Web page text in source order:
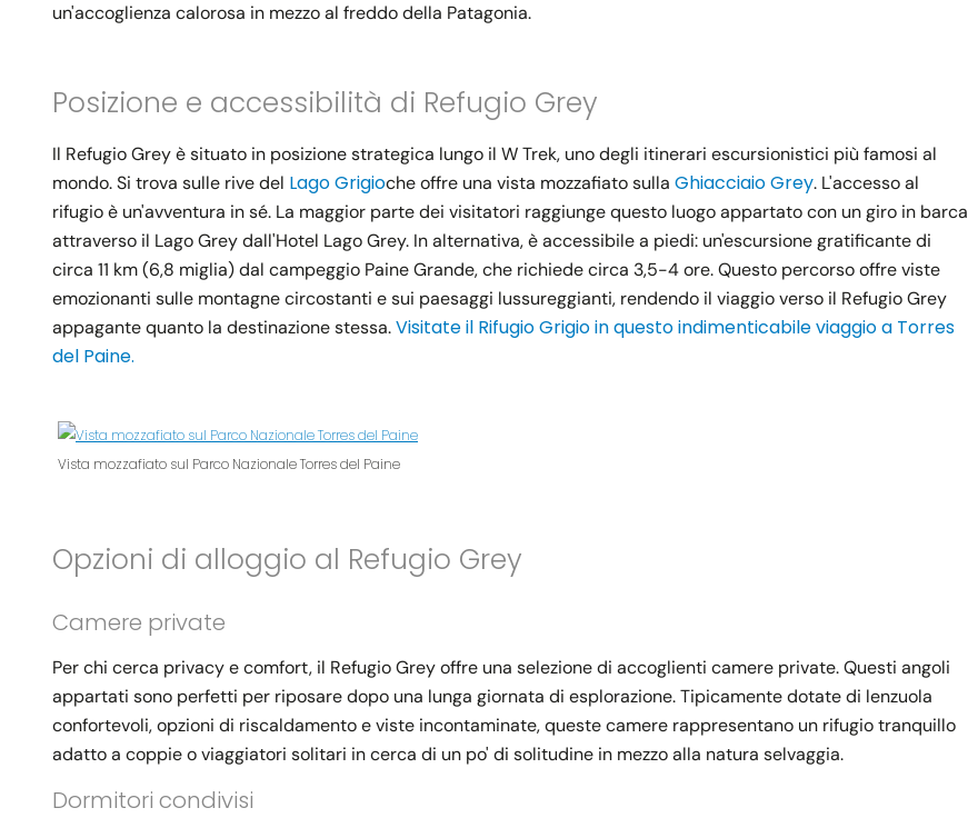
un'accoglienza calorosa in mezzo al freddo della Patagonia.
Posizione e accessibilità di Refugio Grey
Il Refugio Grey è situato in posizione strategica lungo il W Trek, uno degli itinerari escursionistici più famosi al
mondo. Si trova sulle rive del Lago Grigioche offre una vista mozzafiato sulla Ghiacciaio Grey. L'accesso al
rifugio è un'avventura in sé. La maggior parte dei visitatori raggiunge questo luogo appartato con un giro in barca
attraverso il Lago Grey dall'Hotel Lago Grey. In alternativa, è accessibile a piedi: un'escursione gratificante di
circa 11 km (6,8 miglia) dal campeggio Paine Grande, che richiede circa 3,5-4 ore. Questo percorso offre viste
emozionanti sulle montagne circostanti e sui paesaggi lussureggianti, rendendo il viaggio verso il Refugio Grey
appagante quanto la destinazione stessa.Visitate il Rifugio Grigio in questo indimenticabile viaggio a Torres
del Paine.
Vista mozzafiato sul Parco Nazionale Torres del Paine
Opzioni di alloggio al Refugio Grey
Camere private
Per chi cerca privacy e comfort, il Refugio Grey offre una selezione di accoglienti camere private. Questi angoli
appartati sono perfetti per riposare dopo una lunga giornata di esplorazione. Tipicamente dotate di lenzuola
confortevoli, opzioni di riscaldamento e viste incontaminate, queste camere rappresentano un rifugio tranquillo
adatto a coppie o viaggiatori solitari in cerca di un po' di solitudine in mezzo alla natura selvaggia.
Dormitori condivisi